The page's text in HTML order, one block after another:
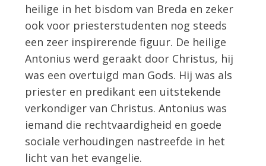
heilige in het bisdom van Breda en zeker
ook voor priesterstudenten nog steeds
een zeer inspirerende figuur. De heilige
Antonius werd geraakt door Christus, hij
was een overtuigd man Gods. Hij was als
priester en predikant een uitstekende
verkondiger van Christus. Antonius was
iemand die rechtvaardigheid en goede
sociale verhoudingen nastreefde in het
licht van het evangelie.